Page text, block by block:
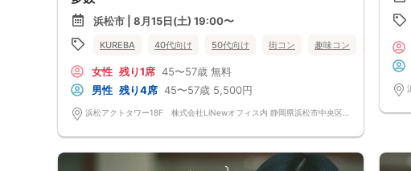
浜松市 | 8月15日(土) 19:00〜
KUREBA 40代向け 50代向け 街コン 趣味コン
女性 残り1席 45〜57歳 無料
男性 残り4席 45〜57歳 5,500円
浜松アクトタワー18F 株式会社LiNewオフィス内 静岡県浜松市中央区板屋町111-2 浜松アクトタワー18F